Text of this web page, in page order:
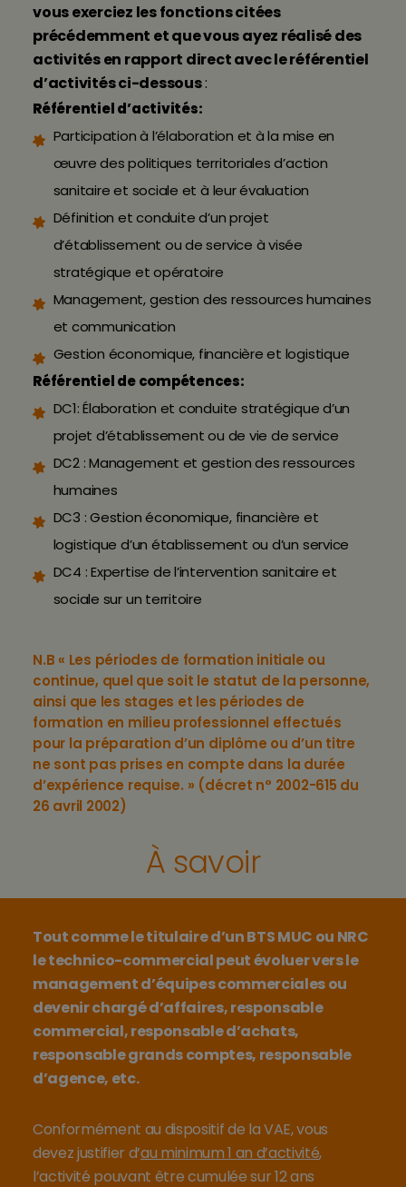
vous exerciez les fonctions citées
précédemment et que vous ayez réalisé des
activités en rapport direct avec le référentiel
d’activités ci-dessous:
Référentiel d’activités:
Participation à l’élaboration et à la mise en
œuvre des politiques territoriales d’action
sanitaire et sociale et à leur évaluation
Définition et conduite d’un projet
d’établissement ou de service à visée
stratégique et opératoire
Management, gestion des ressources humaines
et communication
Gestion économique, financière et logistique
Référentiel de compétences:
DC1: Élaboration et conduite stratégique d’un
projet d’établissement ou de vie de service
DC2 : Management et gestion des ressources
humaines
DC3 : Gestion économique, financière et
logistique d’un établissement ou d’un service
DC4 : Expertise de l’intervention sanitaire et
sociale sur un territoire
N.B « Les périodes de formation initiale ou
continue, quel que soit le statut de la personne,
ainsi que les stages et les périodes de
formation en milieu professionnel effectués
pour la préparation d’un diplôme ou d’un titre
ne sont pas prises en compte dans la durée
d’expérience requise. » (décret n° 2002-615 du
26 avril 2002)
À savoir
Tout comme le titulaire d’un BTS MUC ou NRC
le technico-commercial peut évoluer vers le
management d’équipes commerciales ou
devenir chargé d’affaires, responsable
commercial, responsable d’achats,
responsable grands comptes, responsable
d’agence, etc.
Conformément au dispositif de la VAE, vous
devez justifier d’au minimum 1 an d’activité,
l’activité pouvant être cumulée sur 12 ans